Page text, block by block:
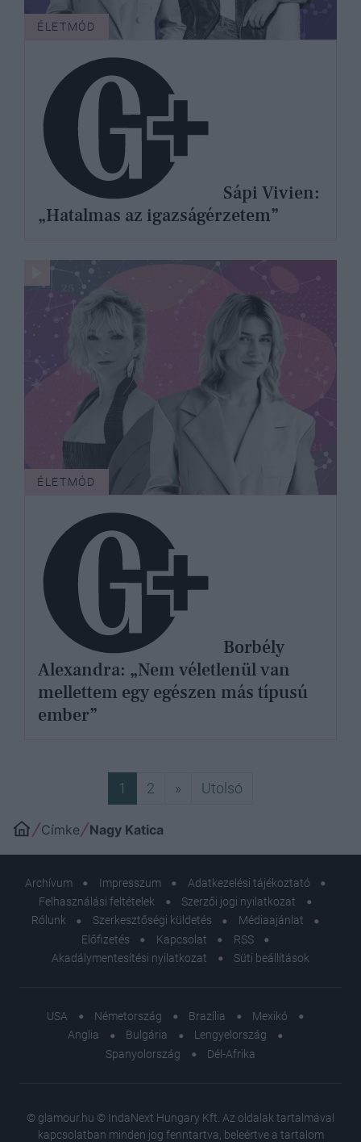
ÉLETMÓD
„Hatalmas az igazságérzetem”
ÉLETMÓD
Alexandra: „Nem véletlenül van
mellettem egy egészen más típusú
ember”
1 2 » Következő
Utolsó
Címke Nagy Katica
Archívum Impresszum
Adatkezelési tájékoztató
Felhasználási feltételek
Szerzői jogi nyilatkozat
Rólunk
Szerkesztőségi küldetés
Médiaajánlat
Előfizetés
Kapcsolat
RSS
Akadálymentesítési nyilatkozat
Süti beállítások
USA Németország Brazília
Mexikó
Anglia
Bulgária
Lengyelország
Spanyolország
Dél-Afrika
© glamour.hu © IndaNext Hungary Kft. Az oldalak tartalmával
kapcsolatban minden jog fenntartva, beleértve a tartalom